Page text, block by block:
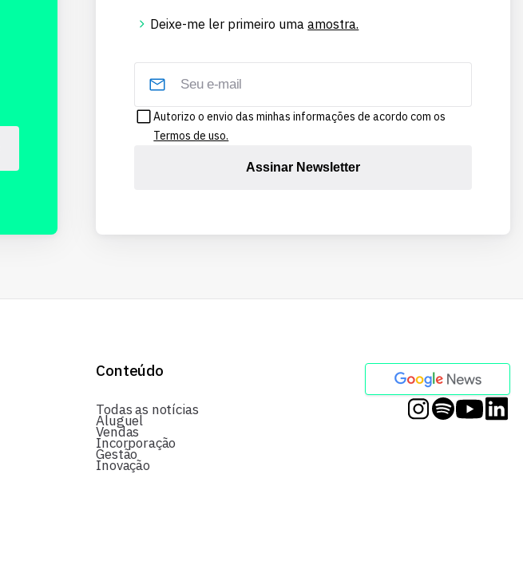
Deixe-me ler primeiro umaamostra.
Autorizo o envio das minhas informações de acordo com os
Termos de uso.
Assinar Newsletter
Conteúdo
Todas as notícias
Aluguel
Vendas
Incorporação
Gestão
Inovação